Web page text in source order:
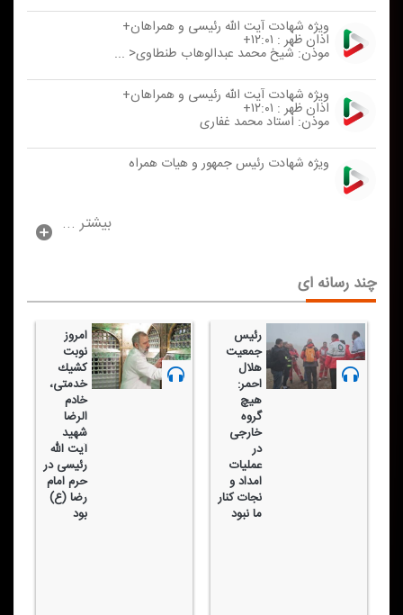
ویژه شهادت آیت الله رئیسی و همراهان+
اذان ظهر : ۱۲:۰۱+
موذن: شیخ محمد عبدالوهاب طنطاوی< ...
ویژه شهادت آیت الله رئیسی و همراهان+
اذان ظهر : ۱۲:۰۱+
موذن: استاد محمد غفاری
ویژه شهادت رئیس جمهور و هیات همراه
بیشتر ...
چند رسانه ای
رئیس
جمعیت
هلال
احمر:
هیچ
گروه
خارجی
در
عملیات
امداد و
نجات كنار
ما نبود
امروز
نوبت
كشیك
خدمتی،
خادم
الرضا
شهید
آیت الله
رئیسی در
حرم امام
رضا (ع)
بود